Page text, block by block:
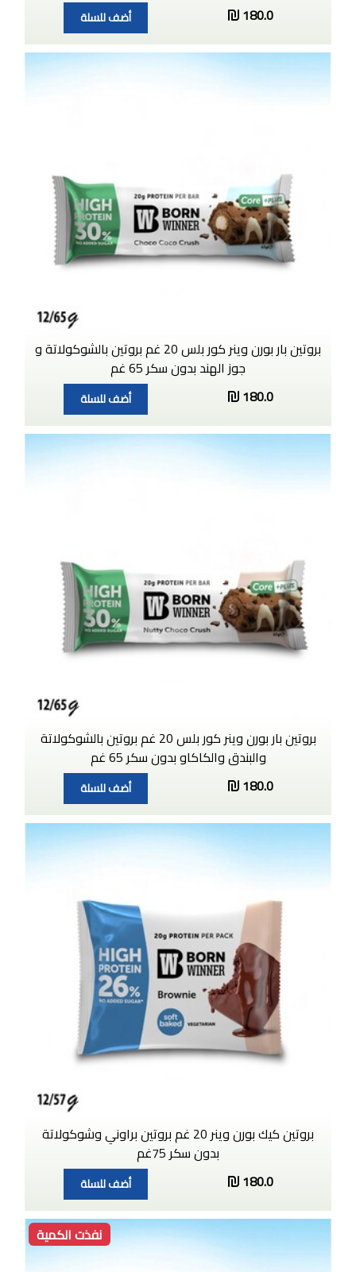
180.0
أضف للسلة
بروتين بار بورن وينر كور بلس 20 غم بروتين بالشوكولاتة و
جوز الهند بدون سكر 65 غم
180.0
أضف للسلة
بروتين بار بورن وينر كور بلس 20 غم بروتين بالشوكولاتة
والبندق والكاكاو بدون سكر 65 غم
180.0
أضف للسلة
بروتين كيك بورن وينر 20 غم بروتين براوني وشوكولاتة
بدون سكر 75غم
180.0
أضف للسلة
نفذت الكمية